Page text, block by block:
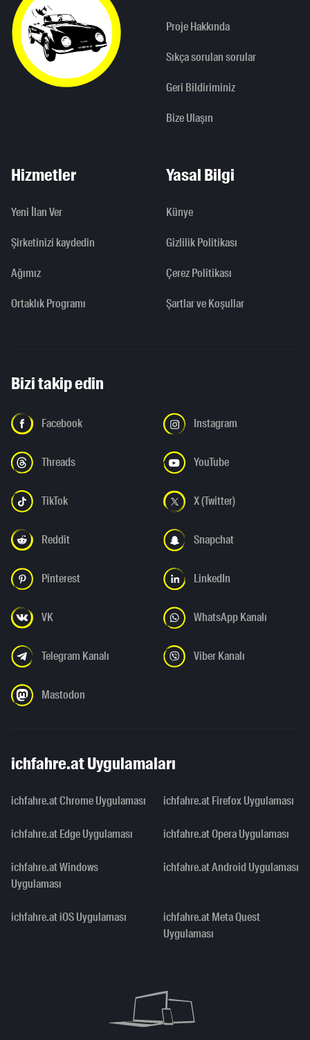
Proje Hakkında
Sıkça sorulan sorular
Geri Bildiriminiz
Bize Ulaşın
Hizmetler
Yeni İlan Ver
Şirketinizi kaydedin
Ağımız
Ortaklık Programı
Yasal Bilgi
Künye
Gizlilik Politikası
Çerez Politikası
Şartlar ve Koşullar
Bizi takip edin
Facebook Instagram
Threads YouTube
TikTok X (Twitter)
Reddit Snapchat
Pinterest LinkedIn
VK WhatsApp Kanalı
Telegram Kanalı Viber Kanalı
Mastodon
ichfahre.at Uygulamaları
ichfahre.at Chrome Uygulaması ichfahre.at Firefox Uygulaması
ichfahre.at Edge Uygulaması ichfahre.at Opera Uygulaması
ichfahre.at Windows
Uygulaması
ichfahre.at Android Uygulaması
ichfahre.at iOS Uygulaması
ichfahre.at Meta Quest
Uygulaması